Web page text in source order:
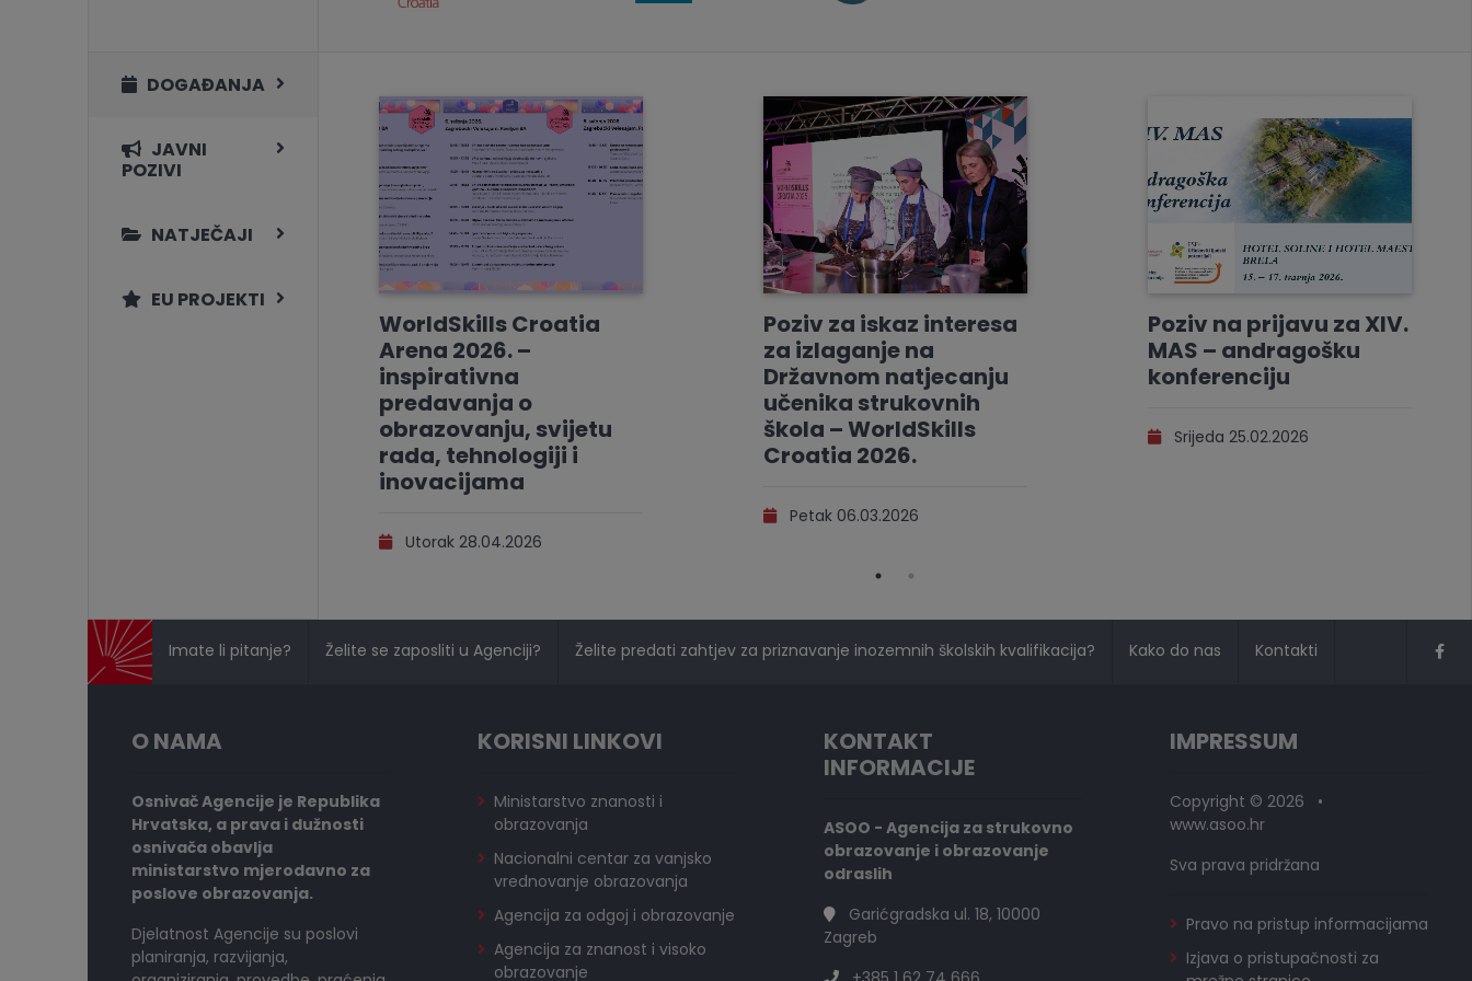
DOGAĐANJA
JAVNI
POZIVI
NATJEČAJI
EU PROJEKTI
WorldSkills Croatia
Arena 2026. –
inspirativna
predavanja o
obrazovanju, svijetu
rada, tehnologiji i
inovacijama
Utorak 28.04.2026
Poziv za iskaz interesa
za izlaganje na
Državnom natjecanju
učenika strukovnih
škola – WorldSkills
Croatia 2026.
Petak 06.03.2026
Poziv na prijavu za XIV.
MAS – andragošku
konferenciju
Srijeda 25.02.2026
Imate li pitanje? Želite se zaposliti u Agenciji? Želite predati zahtjev za priznavanje inozemnih školskih kvalifikacija? Kako do nas Kontakti
O NAMA
Osnivač Agencije je Republika
Hrvatska, a prava i dužnosti
osnivača obavlja
ministarstvo mjerodavno za
poslove obrazovanja.
Djelatnost Agencije su poslovi
planiranja, razvijanja,
KORISNI LINKOVI
Ministarstvo znanosti i
obrazovanja
Nacionalni centar za vanjsko
vrednovanje obrazovanja
Agencija za odgoj i obrazovanje
Agencija za znanost i visoko
obrazovanje
KONTAKT
INFORMACIJE
ASOO - Agencija za strukovno
obrazovanje i obrazovanje
odraslih
Garićgradska ul. 18, 10000
Zagreb
IMPRESSUM
Copyright © 2026 •
www.asoo.hr
Sva prava pridržana
Pravo na pristup informacijama
Izjava o pristupačnosti za